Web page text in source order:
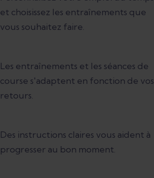
et choisissez les entraînements que
vous souhaitez faire.
Les entraînements et les séances de
course s'adaptent en fonction de vos
retours.
Des instructions claires vous aident à
progresser au bon moment.